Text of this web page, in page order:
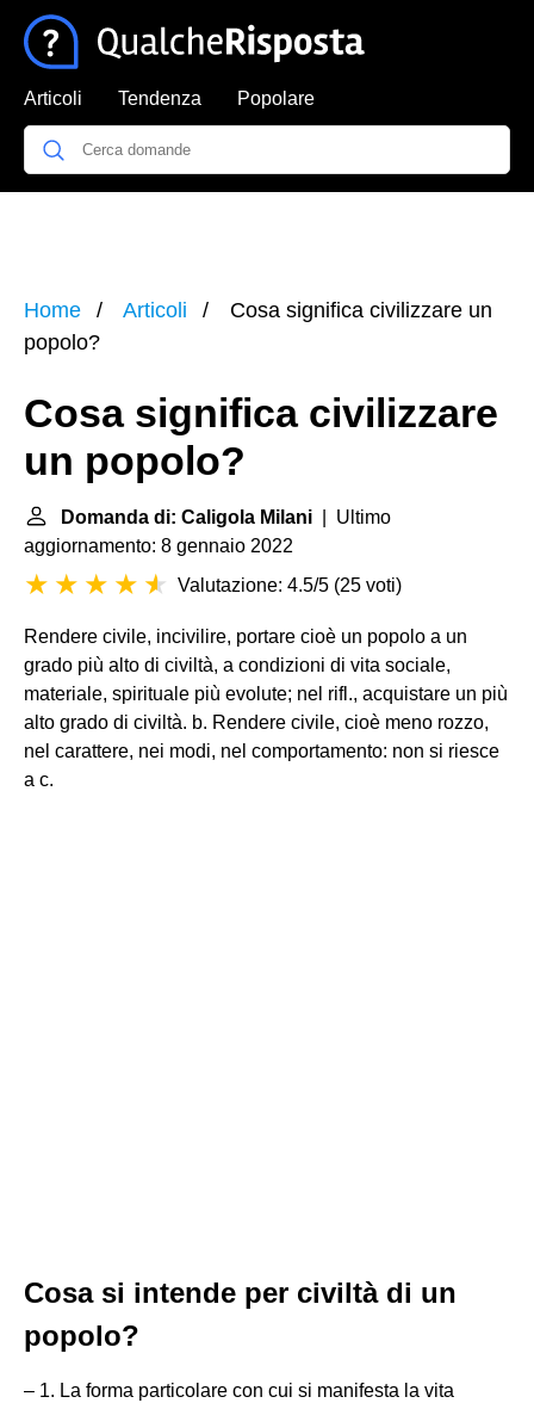
Articoli Tendenza Popolare
Home Articoli
Cosa significa civilizzare un
popolo?
Cosa significa civilizzare
un popolo?
Domanda di: Caligola Milani | Ultimo
aggiornamento: 8 gennaio 2022
Valutazione: 4.5/5 (25 voti)
Rendere civile, incivilire, portare cioè un popolo a un
grado più alto di civiltà, a condizioni di vita sociale,
materiale, spirituale più evolute; nel rifl., acquistare un più
alto grado di civiltà. b. Rendere civile, cioè meno rozzo,
nel carattere, nei modi, nel comportamento: non si riesce
a c.
Cosa si intende per civiltà di un
popolo?
– 1. La forma particolare con cui si manifesta la vita